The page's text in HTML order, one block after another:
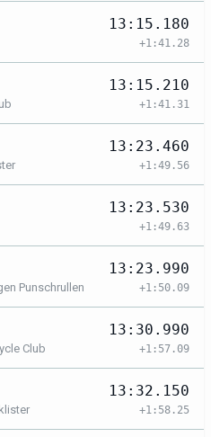
13:15.180
+1:41.28
13:15.210
+1:41.31
13:23.460
+1:49.56
13:23.530
+1:49.63
Punschrullen
13:23.990
+1:50.09
Club
13:30.990
+1:57.09
13:32.150
+1:58.25